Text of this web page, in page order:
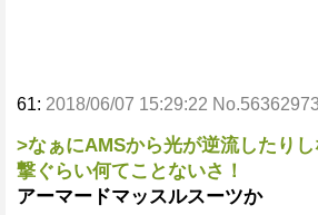
61: 2018/06/07 15:29:22
>なぁにAMSから光が逆流したり
撃ぐらい何てことないさ！
アーマードマッスルスーツか